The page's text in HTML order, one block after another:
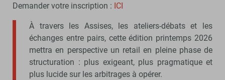
Demander votre inscription : ICI
À travers les Assises, les ateliers-débats et les
échanges entre pairs, cette édition printemps 2026
mettra en perspective un retail en pleine phase de
structuration : plus exigeant, plus pragmatique et
plus lucide sur les arbitrages à opérer.